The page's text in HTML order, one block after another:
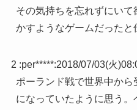
その気持ちを忘れずにい
かすようなゲームだったと
2 :per*****:2018/07/03(火
ポーランド戦で世界中か
になっていたように思う